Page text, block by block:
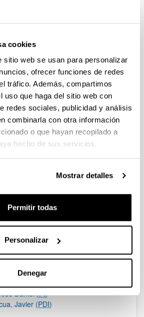
cookies
sitio web se usan para personalizar
ofrecer funciones de redes
tráfico. Además, compartimos
uso que haga del sitio web con
redes sociales, publicidad y análisis
combinarla con otra información
o que hayan recopilado a
hecho de sus servicios.
Mostrar detalles
Permitir todas
Personalizar
Denegar
Martin (PAS)
(PI)
Arriba
Jesus (PDI)
( PDI)
(
PI
Asier (PI)
Luis Miguel (PDI)
(PDI)
Tomas (PDI)
Daniel (PI)
Javier (PDI)